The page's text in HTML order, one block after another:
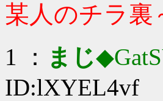
某人のチラ裏
1 ： まじ
ID:lXYEL4vf